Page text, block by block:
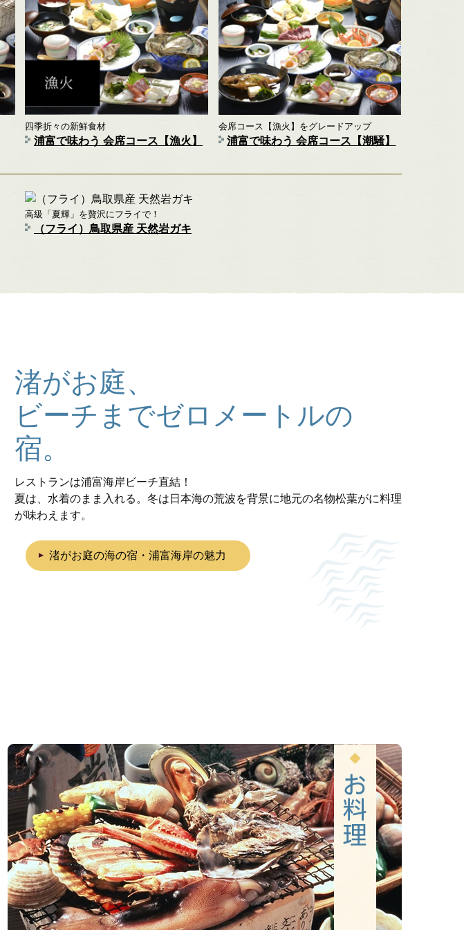
四季折々の新鮮食材
浦富で味わう 会席コース【漁火】
会席コース【漁火】をグレードアップ
浦富で味わう 会席コース【潮騒】
高級「夏輝」を贅沢にフライで！
（フライ）鳥取県産 天然岩ガキ
渚がお庭、
ビーチまでゼロメートルの
宿。
レストランは浦富海岸ビーチ直結！
夏は、水着のまま入れる。冬は日本海の荒波を背景に地元の名物松葉がに料理
が味わえます。
渚がお庭の海の宿・浦富海岸の魅力